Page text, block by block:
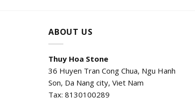
ABOUT US
Thuy Hoa Stone
36 Huyen Tran Cong Chua, Ngu Hanh
Son, Da Nang city, Viet Nam
Tax: 8130100289